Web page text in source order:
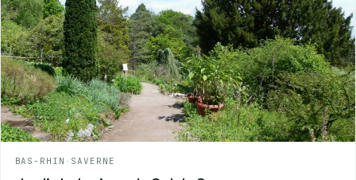
BAS-RHIN - SAVERNE